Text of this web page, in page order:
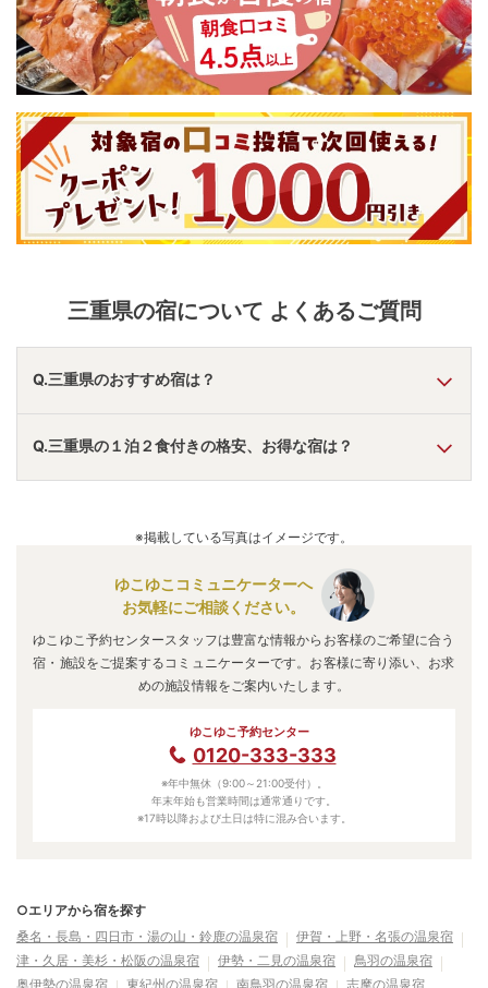
三重県の宿について よくあるご質問
Q.三重県のおすすめ宿は？
A.「大江戸温泉物語Premium 伊勢志摩」・「 大江戸温泉物
語Premium 鳥羽彩朝楽
・「 TAOYA南志摩
などの旅館・
ホテルがおすすめの宿泊先です。
Q.三重県の１泊２食付きの格安、お得な宿は？
ルイン伊勢夫婦岩 」 渓流の宿 蔵之助
テルがお得な価格で泊まれる宿泊先です。
※掲載している写真はイメージです。
ゆこゆこコミュニケーターへ
お気軽にご相談ください。
ゆこゆこ予約センタースタッフは豊富な情報からお客様のご希望に合う
宿・施設をご提案するコミュニケーターです。お客様に寄り添い、お求
めの施設情報をご案内いたします。
ゆこゆこ予約センター
0120-333-333
※年中無休（9:00～21:00受付）。
年末年始も営業時間は通常通りです。
※17時以降および土日は特に混み合います。
○エリアから宿を探す
桑名・長島・四日市・湯の山・鈴鹿の温泉宿
伊賀・上野・名張の温泉宿
津・久居・美杉・松阪の温泉宿
伊勢・二見の温泉宿
鳥羽の温泉宿
奥伊勢の温泉宿
東紀州の温泉宿 南鳥羽の温泉宿 志摩の温泉宿